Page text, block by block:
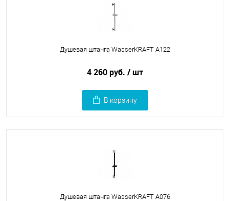
Душевая штанга WasserKRAFT A122
4 260 руб. / шт
В корзину
Душевая штанга WasserKRAFT A076